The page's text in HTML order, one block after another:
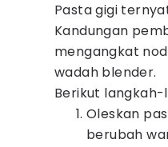
Pasta gigi
Kandungan
mengangkat
wadah blender.
Berikut langkah-
Oleskan
berubah